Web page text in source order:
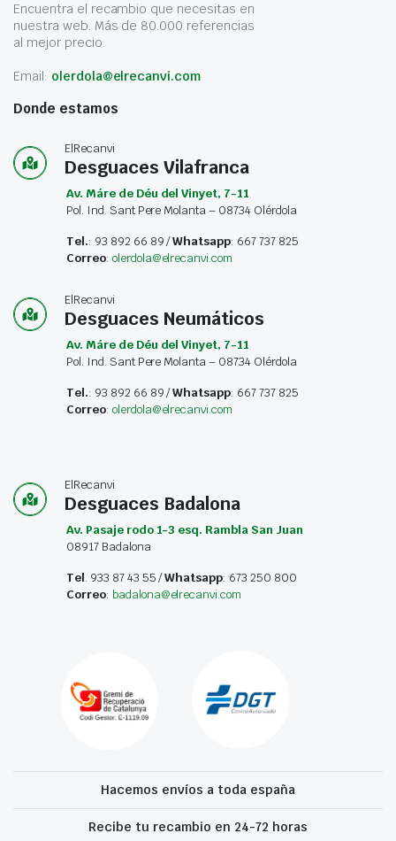
Encuentra el recambio que necesitas en
nuestra web. Más de 80.000 referencias
al mejor precio.
Email: olerdola@elrecanvi.com
Donde estamos
ElRecanvi
Desguaces Vilafranca
Av. Máre de Déu del Vinyet, 7-11
Pol. Ind. Sant Pere Molanta – 08734 Olérdola
Tel.: 93 892 66 89 /Whatsapp: 667 737 825
Correo: olerdola@elrecanvi.com
ElRecanvi
Desguaces Neumáticos
Av. Máre de Déu del Vinyet, 7-11
Pol. Ind. Sant Pere Molanta – 08734 Olérdola
Tel.: 93 892 66 89 /Whatsapp: 667 737 825
Correo: olerdola@elrecanvi.com
ElRecanvi
Desguaces Badalona
Av. Pasaje rodo 1-3 esq. Rambla San Juan
08917 Badalona
Tel. 933 87 43 55 /Whatsapp: 673 250 800
Correo: badalona@elrecanvi.com
Hacemos envíos a toda españa
Recibe tu recambio en 24-72 horas